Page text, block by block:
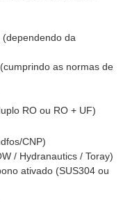
da
as normas de
RO ou RO + UF)
CNP)
/ Hydranautics / Toray)
ativado (SUS304 ou